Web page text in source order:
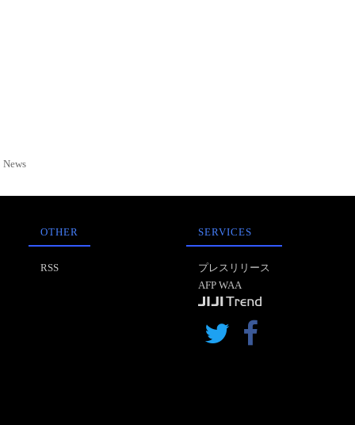
OTHER
RSS
SERVICES
プレスリリース
AFP WAA